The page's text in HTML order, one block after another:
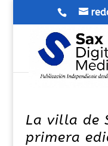
La villa de
primera